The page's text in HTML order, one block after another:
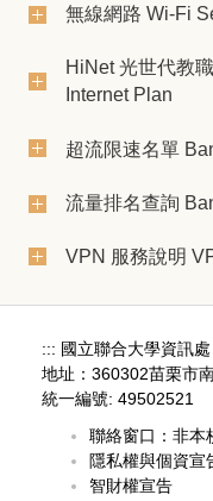
無線網路 Wi-Fi
HiNet 光世代教
Internet Plan
超流限速名單
流量排名查詢
VPN 服務說明
::: 國立聯合大學資訊處
地址：360302苗栗市
統一編號: 49502521
聯絡窗口： 非本
隱私權與個資宣
智財權宣告